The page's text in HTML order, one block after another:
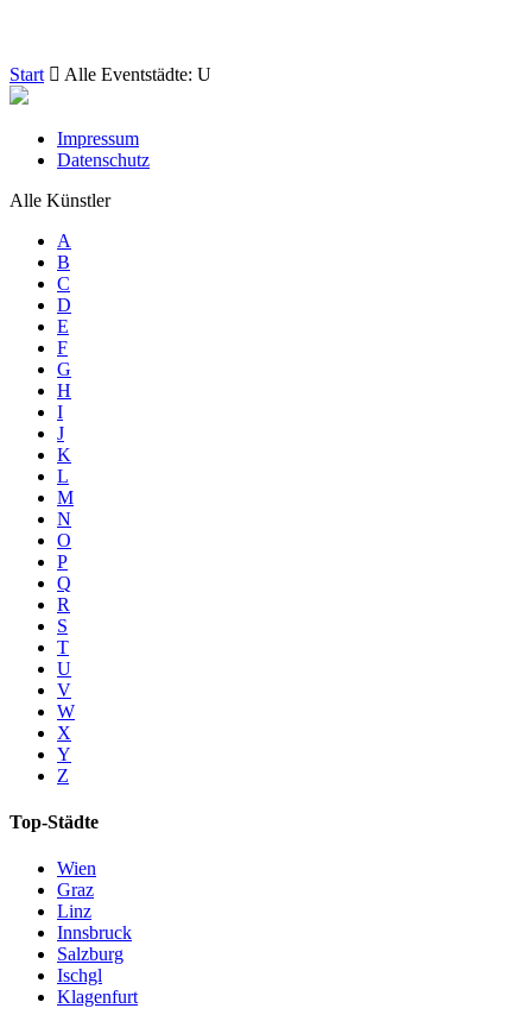
Start Alle Eventstädte: U
Impressum
Datenschutz
Alle Künstler
A
B
C
D
E
F
G
H
I
J
K
L
M
N
O
P
Q
R
S
T
U
V
W
X
Y
Z
Top-Städte
Wien
Graz
Linz
Innsbruck
Salzburg
Ischgl
Klagenfurt